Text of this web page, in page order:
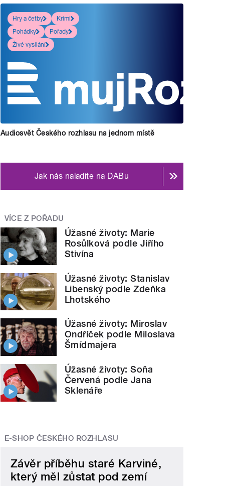
Hry a četby
Krimi
Pohádky
Pořady
Živé vysílání
Audiosvět Českého rozhlasu na jednom místě
Jak nás naladíte na DABu
VÍCE Z POŘADU
Úžasné životy: Marie
Rosůlková podle Jiřího
Stivína
Úžasné životy: Stanislav
Libenský podle Zdeňka
Lhotského
Úžasné životy: Miroslav
Ondříček podle Miloslava
Šmídmajera
Úžasné životy: Soňa
Červená podle Jana
Sklenáře
E-SHOP ČESKÉHO ROZHLASU
Závěr příběhu staré Karviné,
který měl zůstat pod zemí